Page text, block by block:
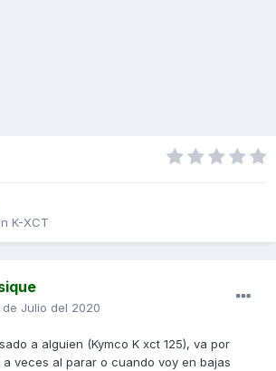
K-XCT
de Julio del 2020
a alguien (Kymco K xct 125), va por
veces al parar o cuando voy en bajas